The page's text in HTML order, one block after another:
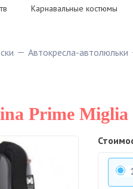
Карнавальные костюмы
Автокресла-автолюльки
Prime